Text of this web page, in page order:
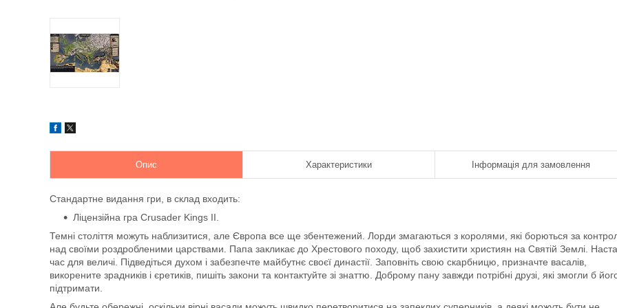
Опис Характеристики Інформація для замовлення
Стандартне видання гри, в склад входить:
Ліцензійна гра Crusader Kings II.
Темні століття можуть наблизитися, але Європа все ще збентежений. Лорди змагаються з королями, які борються за
над своїми роздробленими царствами. Папа закликає до Хрестового походу, щоб захистити християн на Святій Землі.
час для величі. Підведіться духом і забезпечте майбутнє своєї династії. Заповніть свою скарбницю, призначте васалів,
викорените зрадників і єретиків, пишіть закони та контактуйте зі знаттю. Доброму пану завжди потрібні друзі, які змогли б
підтримати.